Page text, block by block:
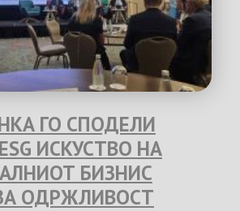
ГО СПОДЕЛИ
ИСКУСТВО НА
БИЗНИС
ОДРЖЛИВОСТ